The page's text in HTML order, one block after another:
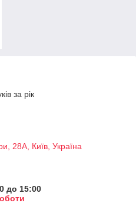
за рік
28А, Київ, Україна
до 15:00